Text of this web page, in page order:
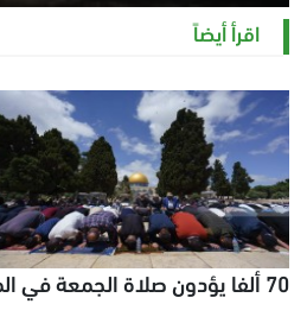
الخميس 6 أغسطس 2026 11:12 ص
اقرأ أيضاً
70 ألفا يؤدون صلاة الجمعة في المسجد الأقصى